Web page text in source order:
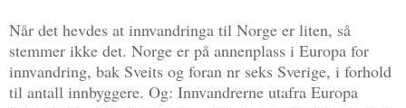
Når det hevdes at innvandringa til Norge er liten, så
stemmer ikke det. Norge er på annenplass i Europa for
innvandring, bak Sveits og foran nr seks Sverige, i forhold
til antall innbyggere. Og: Innvandrerne utafra Europa